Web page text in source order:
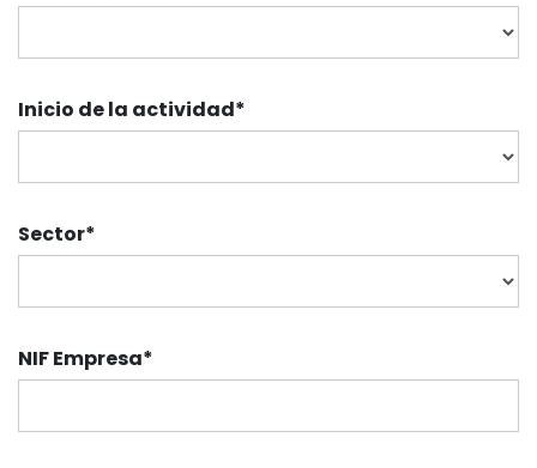
Inicio de la actividad*
Sector*
NIF Empresa*